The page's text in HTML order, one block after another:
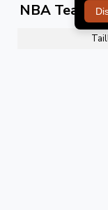
NBA Team